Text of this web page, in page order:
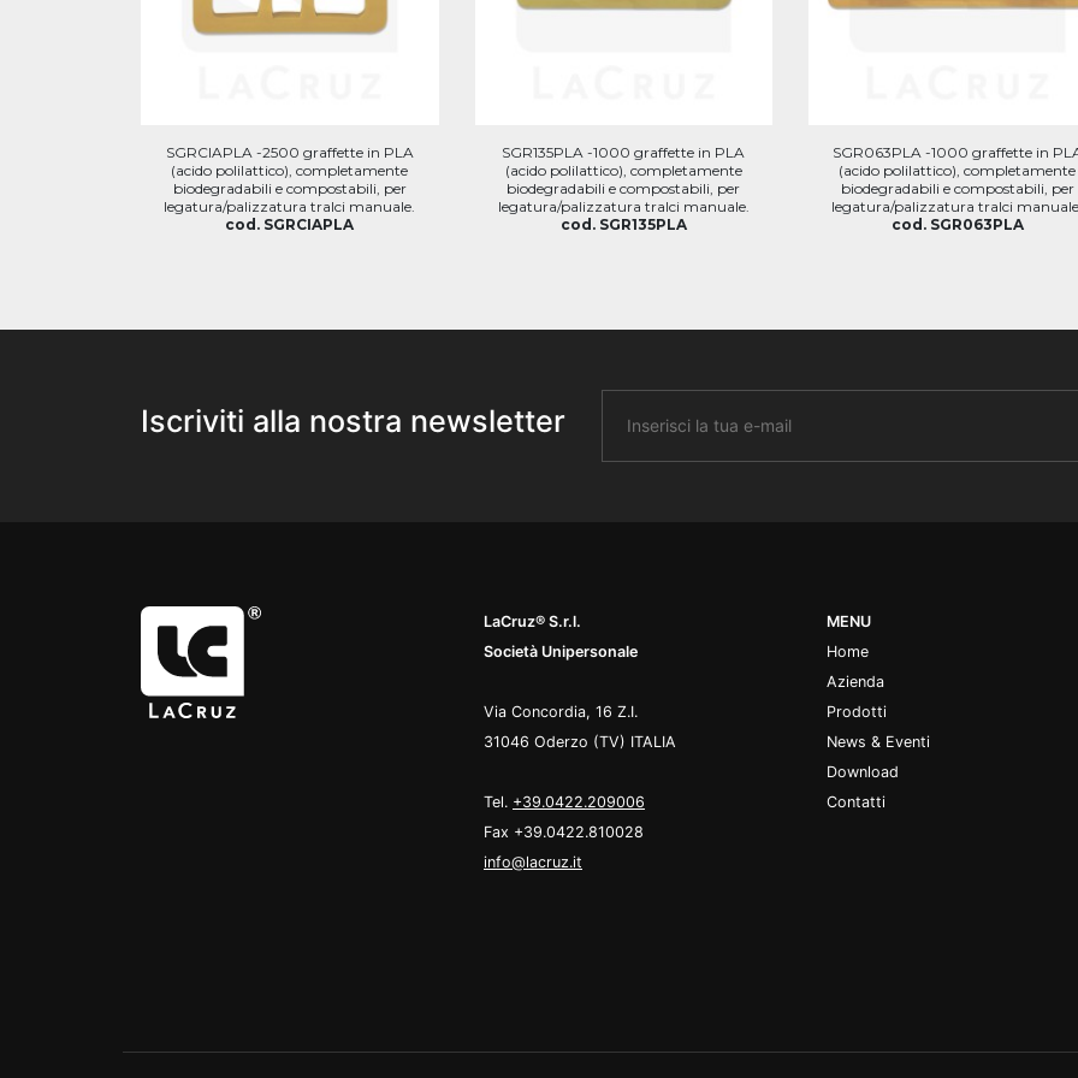
SGRCIAPLA -2500 graffette in PLA
(acido polilattico), completamente
biodegradabili e compostabili, per
legatura/palizzatura tralci manuale.
cod. SGRCIAPLA
SGR135PLA -1000 graffette in PLA
(acido polilattico), completamente
biodegradabili e compostabili, per
legatura/palizzatura tralci manuale.
cod. SGR135PLA
SGR063PLA -1000 graffette in
(acido polilattico), completamente
biodegradabili e compostabili, per
legatura/palizzatura tralci
cod. SGR063PLA
Iscriviti alla nostra newsletter
LaCruz® S.r.l.
Società Unipersonale
Via Concordia, 16 Z.I.
31046 Oderzo (TV) ITALIA
Tel. +39.0422.209006
Fax +39.0422.810028
info@lacruz.it
MENU
Home
Azienda
Prodotti
News & Eventi
Download
Contatti